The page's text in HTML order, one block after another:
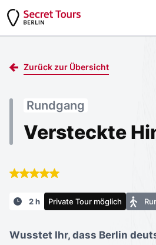
Zurück zur Übersicht
Rundgang
Versteckte
2 h Private Tour möglich
Wusstet Ihr, dass Berlin